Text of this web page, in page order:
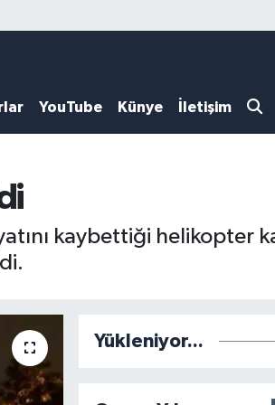
YouTube Künye İletişim
kaybettiği helikopter
Yükleniyor...